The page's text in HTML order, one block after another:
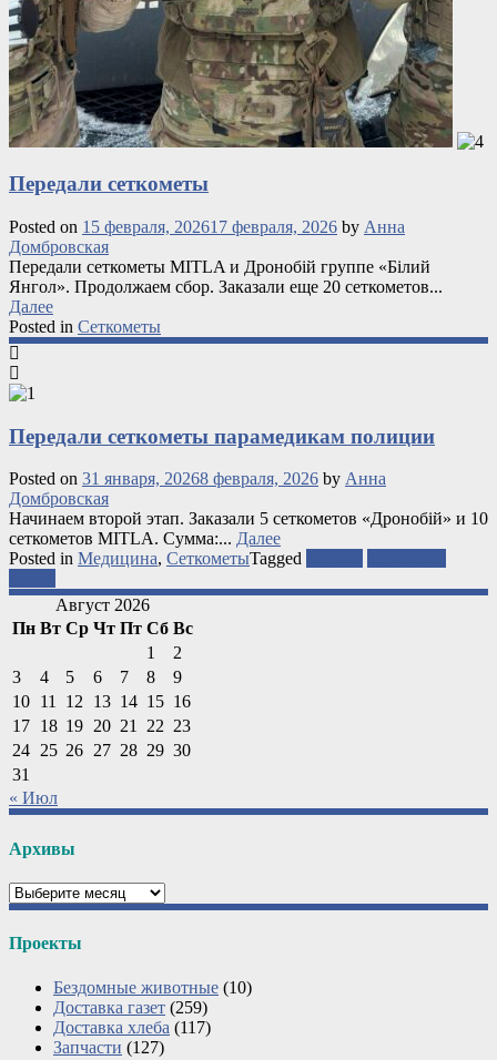
Передали сеткометы
Posted on 15 февраля, 202617 февраля, 2026 by Анна
Домбровская
Передали сеткометы MITLA и Дронобій группе «Білий
Янгол». Продолжаем сбор. Заказали еще 20 сеткометов...
Далее
Posted in Сеткометы
Передали сеткометы парамедикам полиции
Posted on 31 января, 20268 февраля, 2026 by Анна
Домбровская
Начинаем второй этап. Заказали 5 сеткометов «Дронобій» и 10
сеткометов MITLA. Сумма:... Далее
Posted in Медицина, СеткометыTagged
Август 2026
Пн Вт Ср Чт Пт Сб Вс
1
2
3
4 5 6 7 8
9
10 11 12 13 14 15 16
17 18 19 20 21 22 23
24 25 26 27 28 29 30
31
« Июл
Архивы
Архивы
Проекты
Бездомные животные (10)
Доставка газет (259)
Доставка хлеба (117)
Запчасти (127)